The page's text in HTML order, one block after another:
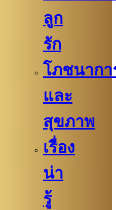
ลูก
รัก
โภชนากา
และ
สุขภาพ
เรื่อง
น่า
รู้